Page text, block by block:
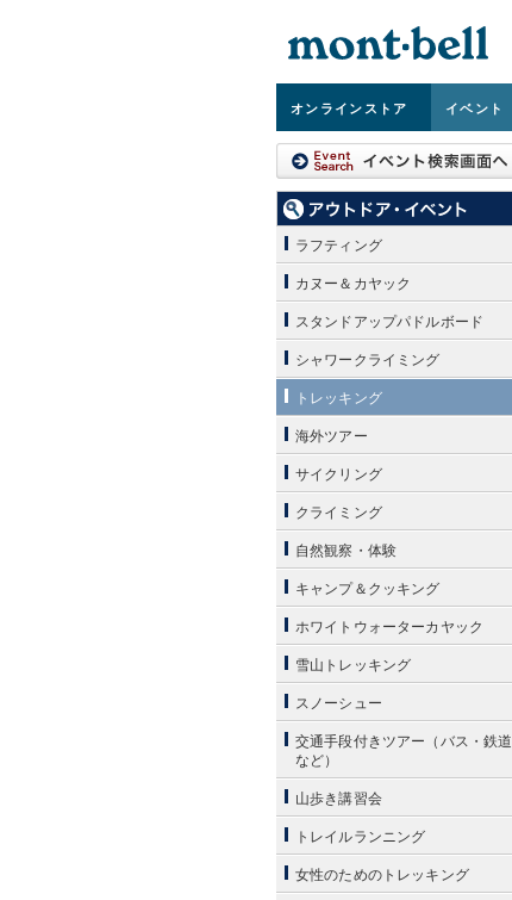
オンラインストア イベント
ラフティング
カヌー＆カヤック
スタンドアップパドルボード
シャワークライミング
トレッキング
海外ツアー
サイクリング
クライミング
自然観察・体験
キャンプ＆クッキング
ホワイトウォーターカヤック
雪山トレッキング
スノーシュー
交通手段付きツアー（バス・鉄道
など）
山歩き講習会
トレイルランニング
女性のためのトレッキング